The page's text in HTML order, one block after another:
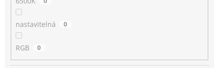
nastavitelná 0
RGB 0